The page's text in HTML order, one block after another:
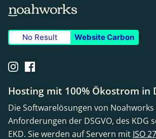
No Result Website Carbon
Hosting mit 100% Ökostrom in
Die Softwarelösungen von
Anforderungen der DSGVO, des KDG
EKD. Sie werden auf Servern mit ISO